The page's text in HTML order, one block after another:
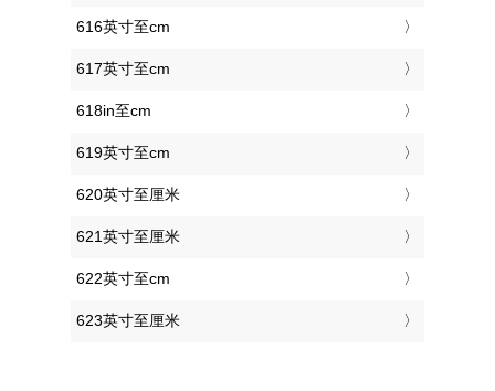
616英寸至cm
617英寸至cm
618in至cm
619英寸至cm
620英寸至厘米
621英寸至厘米
622英寸至cm
623英寸至厘米